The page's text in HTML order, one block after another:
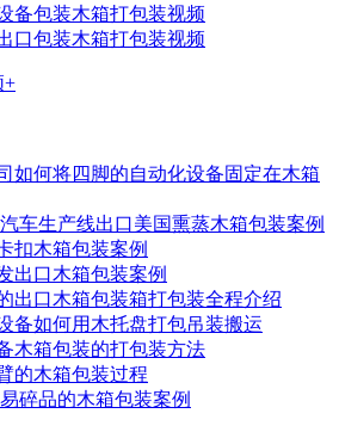
备包装木箱打包装视频
口包装木箱打包装视频
+
如何将四脚的自动化设备固定在木箱
汽车生产线出口美国熏蒸木箱包装案例
扣木箱包装案例
出口木箱包装案例
出口木箱包装箱打包装全程介绍
备如何用木托盘打包吊装搬运
木箱包装的打包装方法
的木箱包装过程
碎品的木箱包装案例